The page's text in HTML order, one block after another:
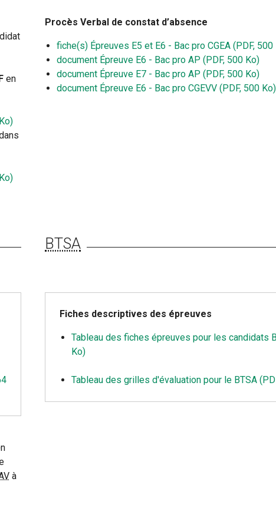
en
Procès Verbal de constat d’absence
fiche(s) Épreuves E5 et E6 - Bac pro CGEA (PDF, 500
document Épreuve E6 - Bac pro AP (PDF, 500 Ko)
document Épreuve E7 - Bac pro AP (PDF, 500 Ko)
document Épreuve E6 - Bac pro CGEVV (PDF, 500 Ko)
à
BTSA
Fiches descriptives des épreuves
Tableau des fiches épreuves pour les candidats
Ko)
Tableau des grilles d'évaluation pour le BTSA